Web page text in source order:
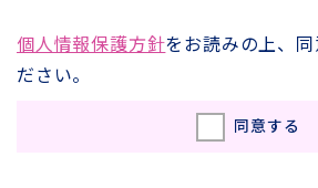
個人情報保護方針をお読みの上、
ださい。
同意する